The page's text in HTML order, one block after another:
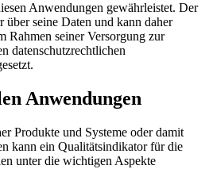
Anwendungen gewährleistet. Der
über seine Daten und kann daher
Rahmen seiner Versorgung zur
datenschutzrechtlichen
Anwendungen
Produkte und Systeme oder damit
kann ein Qualitätsindikator für die
unter die wichtigen Aspekte